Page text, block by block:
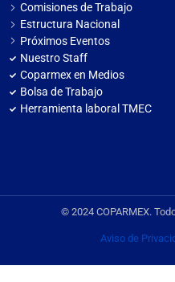
Comisiones de Trabajo
Estructura Nacional
Próximos Eventos
Nuestro Staff
Coparmex en Medios
Bolsa de Trabajo
Herramienta laboral TMEC
© 2024 COPARMEX.
Aviso de